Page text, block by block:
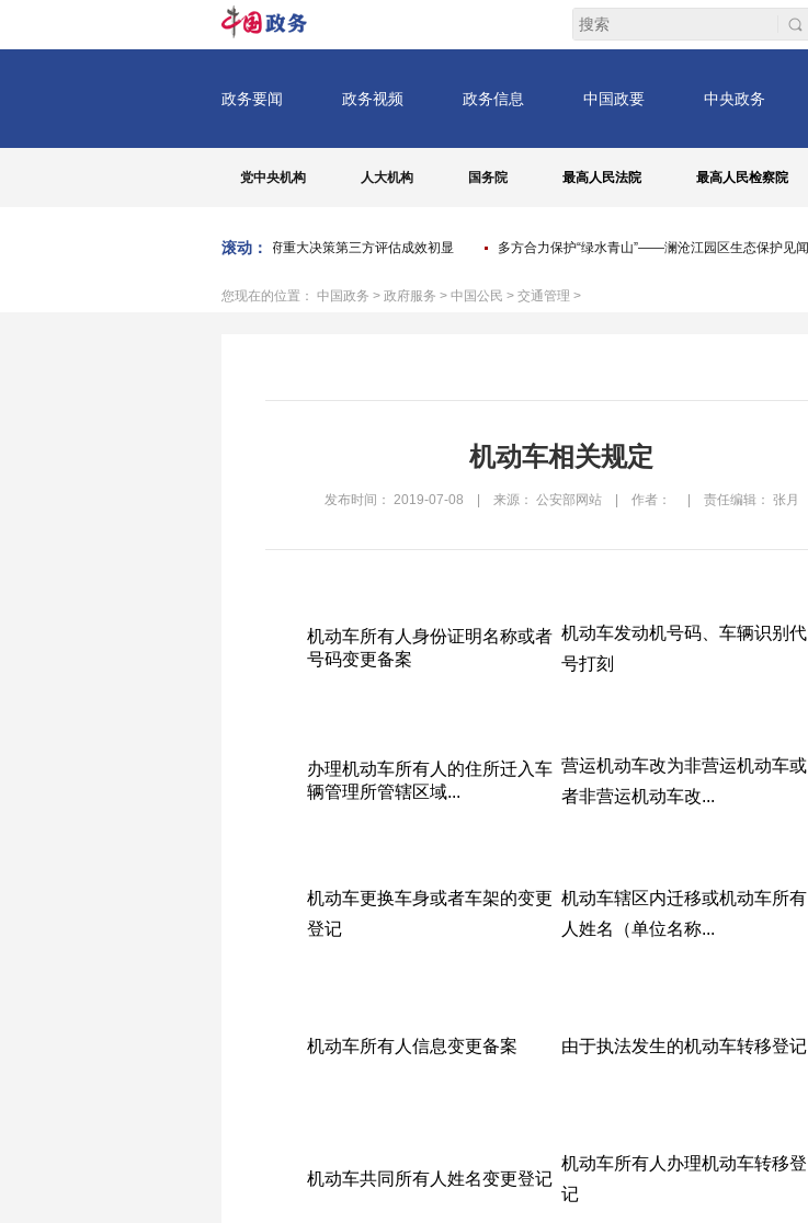
党中央机构 人大机构 国务院 最高人民法院 最高人民检察院
滚动：
广西壮族自治区人民政府重大决策第三方评估成效初显 多方合力保护“绿水青山”——澜沧江园区生态保护见闻
您现在的位置： 中国政务 > 政府服务 > 中国公民 > 交通管理 >
机动车相关规定
发布时间： 2019-07-08 | 来源： 公安部网站 | 作者： | 责任编辑： 张月
机动车所有人身份证明名称或者
号码变更备案
机动车发动机号码、车辆识别代
号打刻
办理机动车所有人的住所迁入车
辆管理所管辖区域...
营运机动车改为非营运机动车或
者非营运机动车改...
机动车更换车身或者车架的变更
登记
机动车辖区内迁移或机动车所有
人姓名（单位名称...
机动车所有人信息变更备案 由于执法发生的机动车转移登记
机动车共同所有人姓名变更登记
机动车所有人办理机动车转移登
记